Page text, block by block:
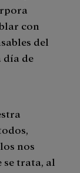
con
del
día de
nos
se trata, al